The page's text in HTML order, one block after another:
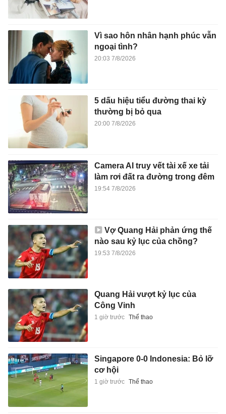
Vì sao hôn nhân hạnh phúc vẫn
ngoại tình?
20:03 7/8/2026
5 dấu hiệu tiểu đường thai kỳ
thường bị bỏ qua
20:00 7/8/2026
Camera AI truy vết tài xế xe tải
làm rơi đất ra đường trong đêm
19:54 7/8/2026
Vợ Quang Hải phản ứng thế
nào sau kỷ lục của chồng?
19:53 7/8/2026
Quang Hải vượt kỷ lục của
Công Vinh
1 giờ trước Thể thao
Singapore 0-0 Indonesia: Bỏ lỡ
cơ hội
1 giờ trước Thể thao